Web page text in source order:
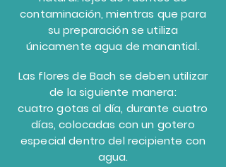
contaminación, mientras que para
su preparación se utiliza
únicamente agua de manantial.
Las flores de Bach se deben utilizar
de la siguiente manera:
cuatro gotas al día, durante cuatro
días, colocadas con un gotero
especial dentro del recipiente con
agua.